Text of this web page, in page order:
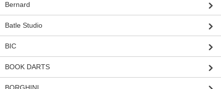
Bernard
Batle Studio
BIC
BOOK DARTS